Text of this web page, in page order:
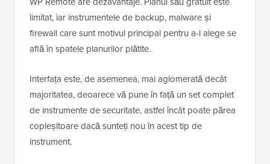
limitat, iar instrumentele de backup, malware și
firewall care sunt motivul principal pentru a-l alege se
află în spatele planurilor plătite.
Interfața este, de asemenea, mai aglomerată decât
majoritatea, deoarece vă pune în față un set complet
de instrumente de securitate, astfel încât poate părea
copleșitoare dacă sunteți nou în acest tip de
instrument.